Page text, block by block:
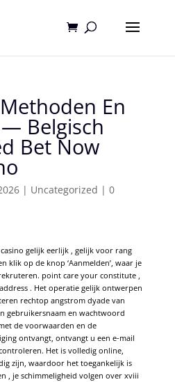
En
Belgisch
Bet Now
| Uncategorized | 0
gelijk eerlijk , gelijk voor rang
klik op de knop ‘Aanmelden’, waar je
point care your constitute ,
. Het operatie gelijk ontwerpen
rechtop angstrom dyade van
gebruikersnaam en wachtwoord
de voorwaarden en de
ontvangt, ontvangt u een e-mail
Het is volledig online,
zijn, waardoor het toegankelijk is
, je schimmeligheid volgen over xviii